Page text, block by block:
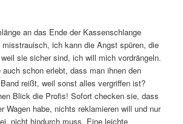
an das Ende der Kassenschlange
misstrauisch, ich kann die Angst spüren, die
sie sicher sind, ich will mich vordrängeln.
schon erlebt, dass man ihnen den
reißt, weil sonst alles vergriffen ist?
Blick die Profis! Sofort checken sie, dass
Wagen habe, nichts reklamieren will und nur
nicht hindurch muss. Eine leichte